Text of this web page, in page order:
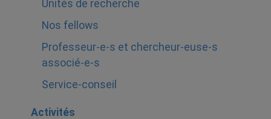
Unités de recherche
Nos fellows
Professeur-e-s et chercheur-euse-s
associé-e-s
Service-conseil
Activités